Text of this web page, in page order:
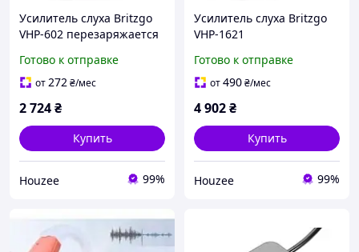
Усилитель слуха Britzgo
VHP-602 перезаряжается
улучшения восприятия
звука
Готово к отправке
от272₴/мес
2 724₴
Купить
Houzee 99%
Усилитель слуха Britzgo
VHP-1621
взрослых с
шумоподавлением и
Готово к отправке
от490₴/мес
4 902₴
Купить
Houzee 99%